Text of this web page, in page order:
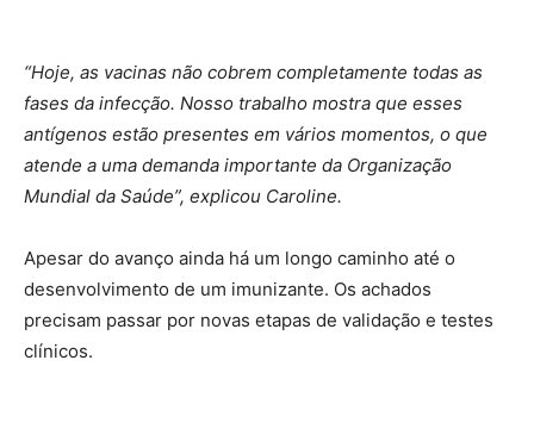
“Hoje, as vacinas não cobrem completamente todas as
fases da infecção. Nosso trabalho mostra que esses
antígenos estão presentes em vários momentos, o que
atende a uma demanda importante da Organização
Mundial da Saúde”, explicou Caroline.
Apesar do avanço ainda há um longo caminho até o
desenvolvimento de um imunizante. Os achados
precisam passar por novas etapas de validação e testes
clínicos.